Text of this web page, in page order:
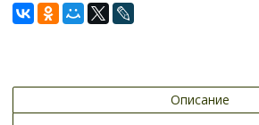
Описание